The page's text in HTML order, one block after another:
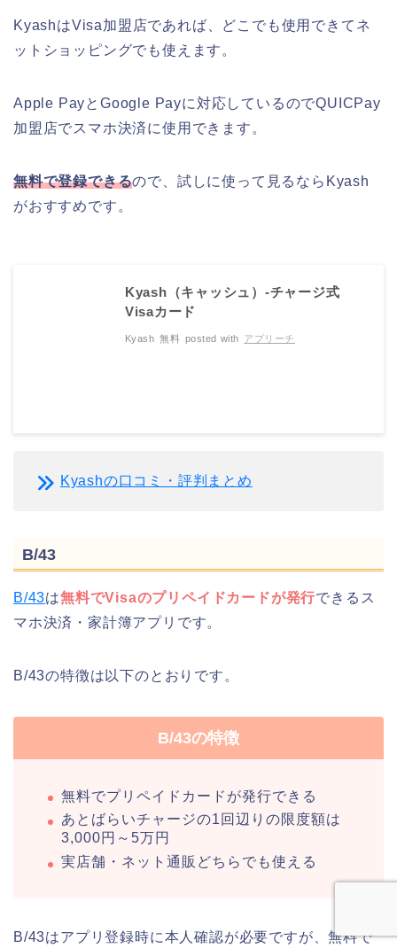
KyashはVisa加盟店であれば、どこでも使用できてネ
ットショッピングでも使えます。
Apple PayとGoogle Payに対応しているのでQUICPay
加盟店でスマホ決済に使用できます。
無料で登録できるので、試しに使って見るならKyash
がおすすめです。
Kyash（キャッシュ）-チャージ式
Visaカード
Kyash 無料 posted with アプリーチ
Kyashの口コミ・評判まとめ
B/43
B/43は無料でVisaのプリペイドカードが発行できるス
マホ決済・家計簿アプリです。
B/43の特徴は以下のとおりです。
B/43の特徴
無料でプリペイドカードが発行できる
あとばらいチャージの1回辺りの限度額は
3,000円～5万円
実店舗・ネット通販どちらでも使える
B/43はアプリ登録時に本人確認が必要ですが、無料で